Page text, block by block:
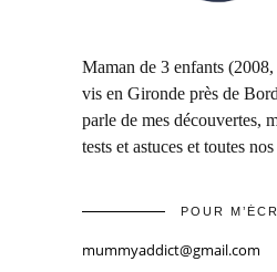
Maman de 3 enfants
vis en Gironde près de
parle de mes découvertes,
tests et astuces et toutes
POUR
mummyaddict@gmail.com